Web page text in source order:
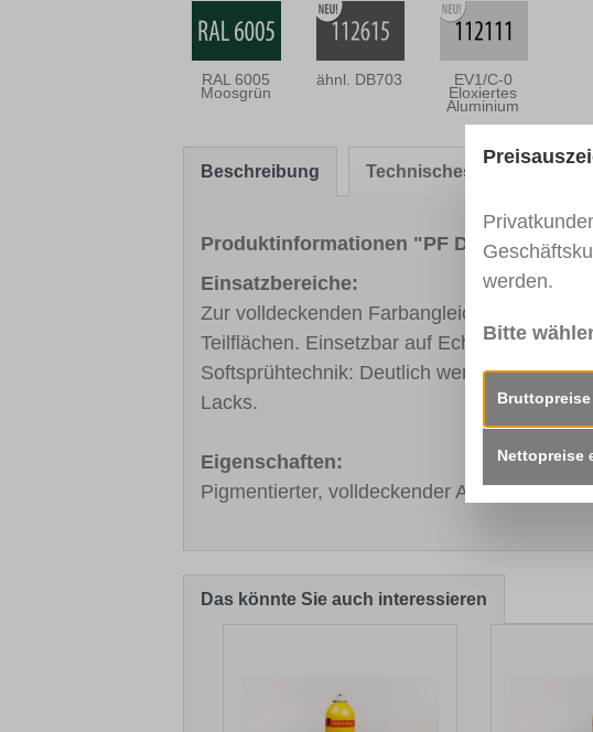
RAL 6005
Moosgrün
ähnl. DB703 EV1/C-0
Eloxiertes
Aluminium
Beschreibung Technisches Merkblatt
Produktinformationen "PF Decklack,
Einsatzbereiche:
Zur volldeckenden Farbangleichung und
Teilflächen. Einsetzbar auf Echtholz,
Softsprühtechnik: Deutlich weniger
Lacks.
Eigenschaften:
Pigmentierter, volldeckender Acryl-Lack.
Das könnte Sie auch interessieren
werden.
Bitte
Bruttopreise
Nettopreise